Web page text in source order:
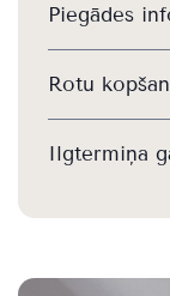
Piegādes
Rotu
Ilgtermiņa